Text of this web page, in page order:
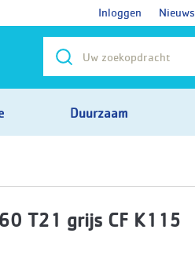
Inloggen Nieuws
Duurzaam
T21 grijs CF K115